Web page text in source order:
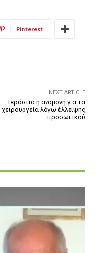
Pinterest
NEXT ARTICLE
Τεράστια η αναμονή για τα
χειρουργεία λόγω έλλειψης
προσωπικού